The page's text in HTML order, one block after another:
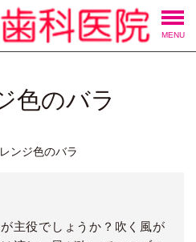
MENU
色のバラ
ンジ色のバラ
主役でしょうか？吹く風が